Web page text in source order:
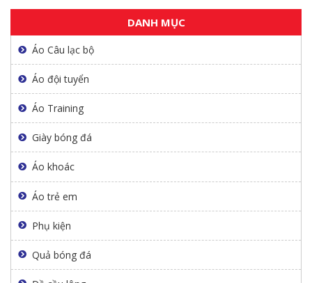
XEM THÊM
DANH MỤC
Áo Câu lạc bộ
Áo đội tuyển
Áo Training
Giày bóng đá
Áo khoác
Áo trẻ em
Phụ kiện
Quả bóng đá